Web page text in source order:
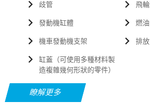
歧管
發動機缸體
機車發動機支架
缸蓋（可使用多種材料製
造複雜幾何形狀的零件）
飛
燃
排
瞭解更多